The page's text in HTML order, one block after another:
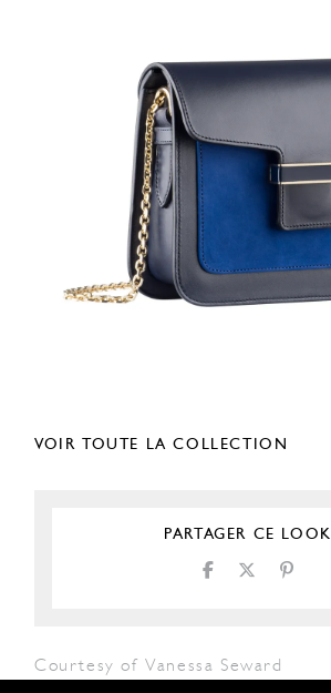
VOIR TOUTE LA COLLECTION
PARTAGER CE LOOK
Courtesy of Vanessa Seward